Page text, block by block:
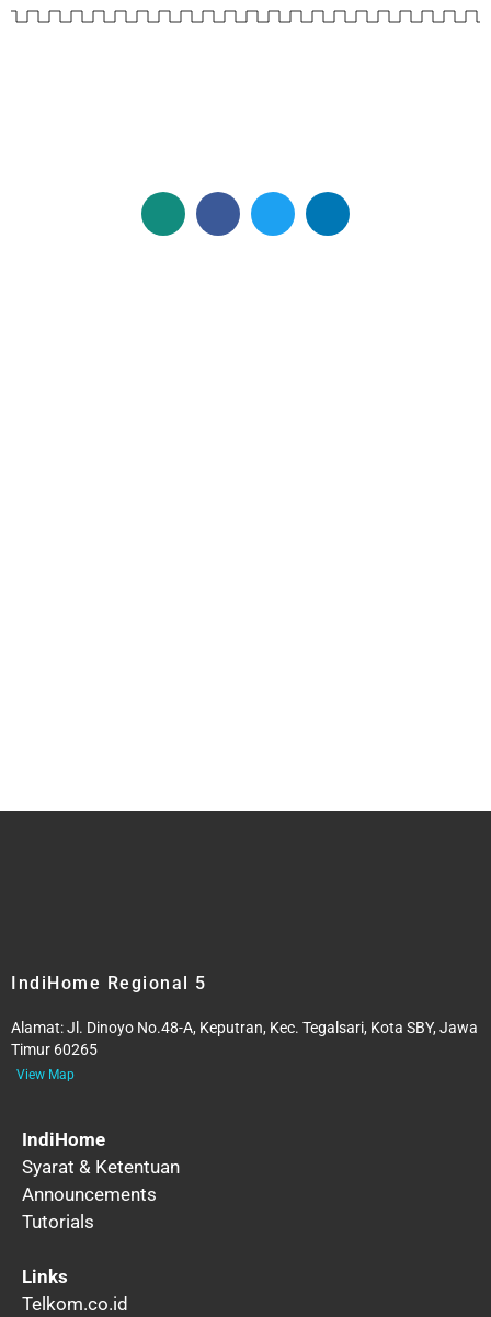
IndiHome Regional 5
Alamat:Jl. Dinoyo No.48-A, Keputran, Kec. Tegalsari, Kota SBY, Jawa
Timur 60265
View Map
IndiHome
Syarat & Ketentuan
Announcements
Tutorials
Links
Telkom.co.id